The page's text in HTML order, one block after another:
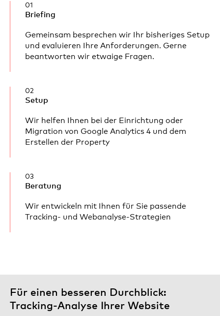
01
Briefing
Gemeinsam besprechen wir Ihr bisheriges Setup
und evaluieren Ihre Anforderungen. Gerne
beantworten wir etwaige Fragen.
02
Setup
Wir helfen Ihnen bei der Einrichtung oder
Migration von Google Analytics 4 und dem
Erstellen der Property
03
Beratung
Wir entwickeln mit Ihnen für Sie passende
Tracking- und Webanalyse-Strategien
Für einen besseren Durchblick:
Tracking-Analyse Ihrer Website